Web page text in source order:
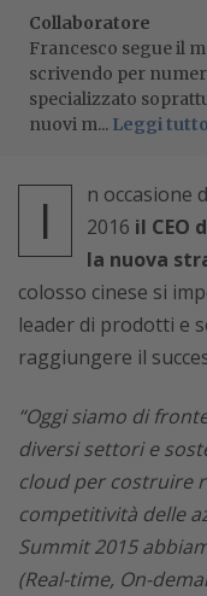
Collaboratore
Francesco segue il
scrivendo per
specializzato
nuovi m... Leggi tutto
I
n occasione
2016 il CEO
la nuova
colosso cinese si
leader di prodotti e
raggiungere il
“Oggi siamo di
diversi settori e
cloud per costruire
competitività delle
Summit 2015
(Real-time, On-